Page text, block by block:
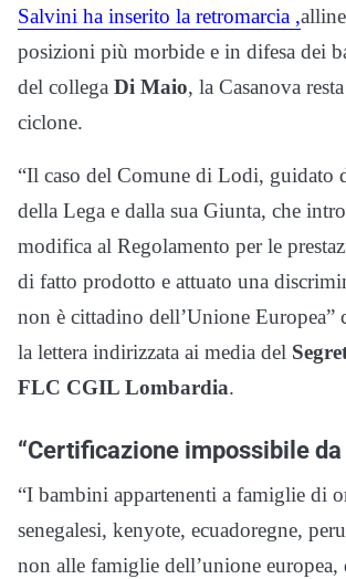
Salvini ha inserito la retromarcia ,
posizioni più morbide e in difesa dei
del collega Di Maio, la Casanova
ciclone.
“Il caso del Comune di Lodi, guidato
della Lega e dalla sua Giunta, che
modifica al Regolamento per le
di fatto prodotto e attuato una
non è cittadino dell’Unione Europea”
la lettera indirizzata ai media del
FLC CGIL Lombardia.
“Certificazione impossibile da
“I bambini appartenenti a famiglie di
senegalesi, kenyote, ecuadoregne,
non alle famiglie dell’unione europea,